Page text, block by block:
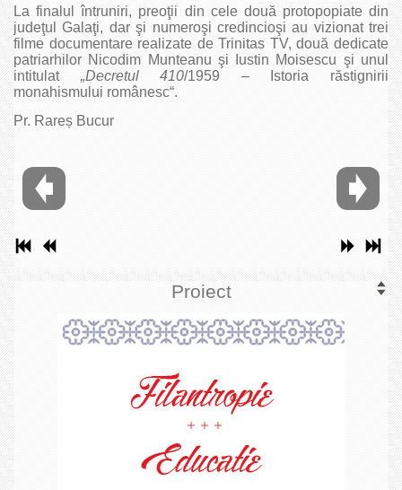
La finalul întruniri, preoţii din cele două protopopiate din
judeţul Galaţi, dar şi numeroşi credincioşi au vizionat trei
filme documentare realizate de Trinitas TV, două dedicate
patriarhilor Nicodim Munteanu şi Iustin Moisescu şi unul
intitulat „Decretul 410/1959 – Istoria răstignirii
monahismului românesc“.
Pr. Rareș Bucur
Proiect